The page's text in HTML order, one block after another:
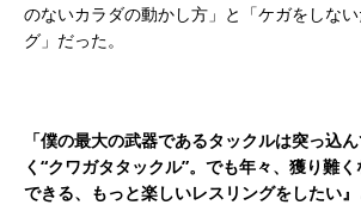
のないカラダの動かし方」と「ケガをしな
グ」だった。
「僕の最大の武器であるタックルは突っ込
く“クワガタタックル”。でも年々、獲り難
できる、もっと楽しいレスリングをしたい